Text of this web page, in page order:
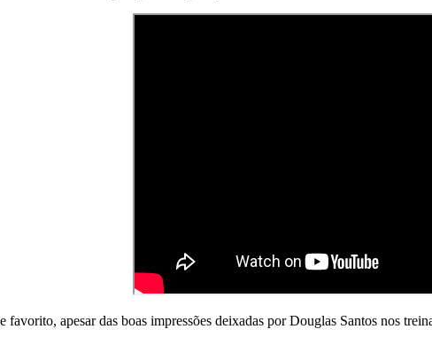
apesar das boas impressões deixadas por Douglas Santos nos